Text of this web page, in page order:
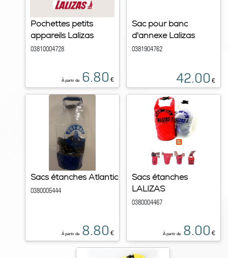
Pochettes petits
appareils Lalizas
03810004728
À partir de 6.80 €
Sac pour banc
d'annexe Lalizas
0381904762
42.00 €
Sacs étanches Atlantic
0380005444
À partir de 8.80 €
Sacs étanches
LALIZAS
0380004467
À partir de 8.00 €